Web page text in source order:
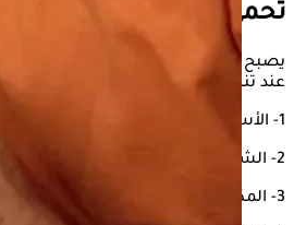
تحمي الرجال
يصبح الرجال أقل عرضة للإصابة بأمراض
عند تناول الأطعمة التالية:
1- الأسماك الدهنية.
2- الشوفان.
3- المكسرات.